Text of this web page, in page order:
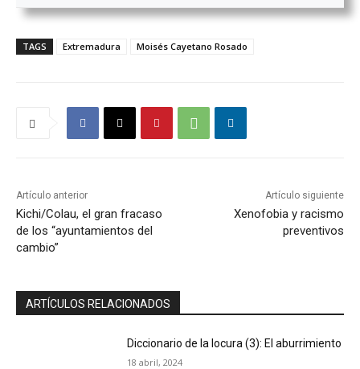
TAGS Extremadura Moisés Cayetano Rosado
Artículo anterior
Kichi/Colau, el gran fracaso
de los “ayuntamientos del
cambio”
Artículo siguiente
Xenofobia y racismo
preventivos
ARTÍCULOS RELACIONADOS
Diccionario de la locura (3): El aburrimiento
18 abril, 2024